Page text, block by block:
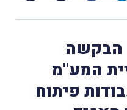
הבקשה
המע"מ
פיתוח